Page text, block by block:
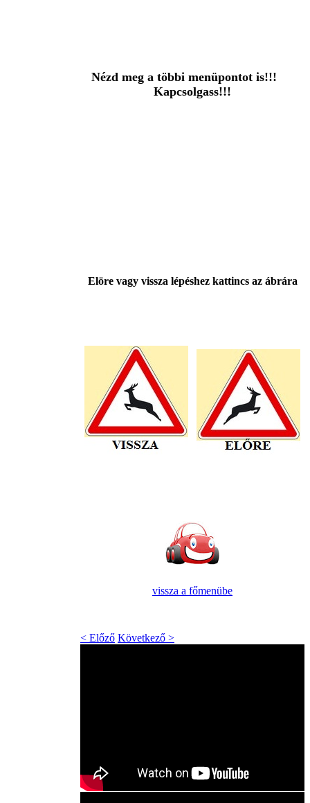
Nézd meg a többi menüpontot is!!!
Kapcsolgass!!!
Elöre vagy vissza lépéshez kattincs az ábrára
vissza a főmenübe
< Előző Következő >